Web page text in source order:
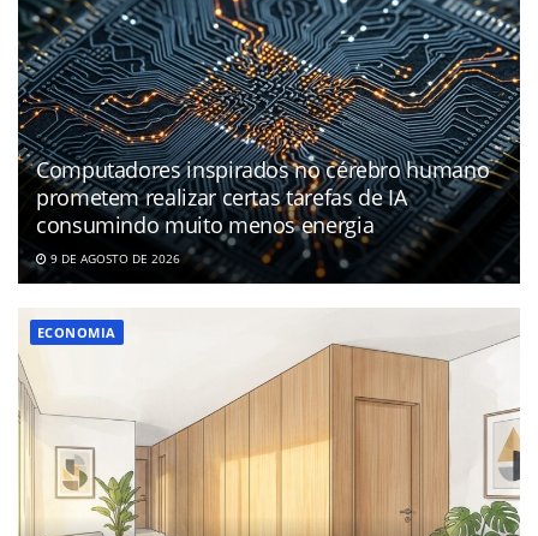
Computadores inspirados no cérebro humano
prometem realizar certas tarefas de IA
consumindo muito menos energia
9 DE AGOSTO DE 2026
ECONOMIA